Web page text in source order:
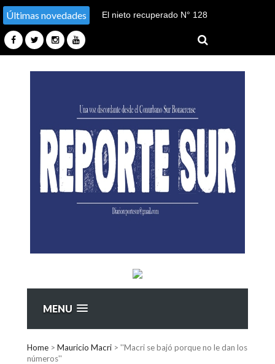
Últimas novedades
El nieto recuperado N° 128
sustracción y sustitución de
identidad en Tucumán
MENU
Home > Mauricio Macri > ''Macri se bajó porque no le dan los
números''